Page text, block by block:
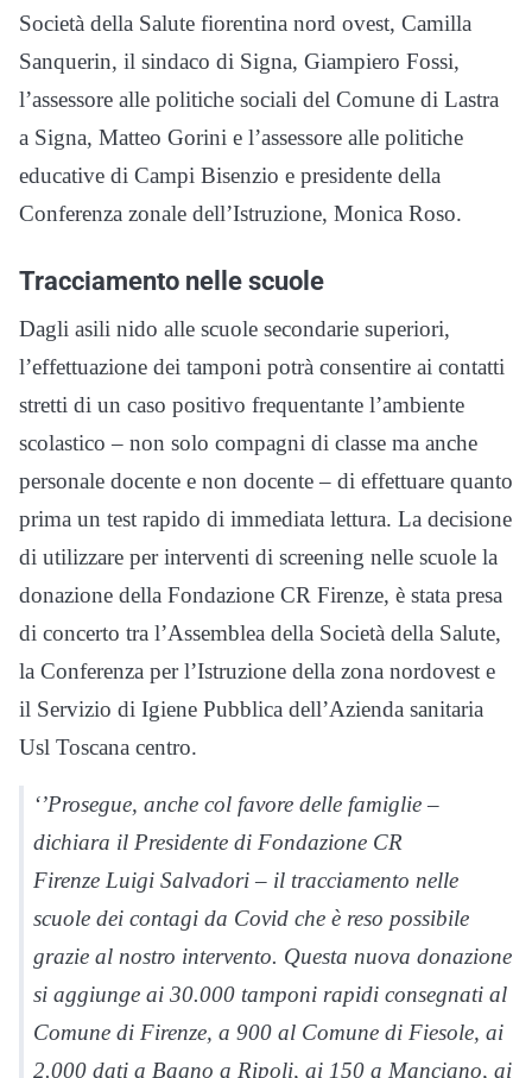
Società della Salute fiorentina nord ovest, Camilla
Sanquerin, il sindaco di Signa, Giampiero Fossi,
l’assessore alle politiche sociali del Comune di Lastra
a Signa, Matteo Gorini e l’assessore alle politiche
educative di Campi Bisenzio e presidente della
Conferenza zonale dell’Istruzione, Monica Roso.
Tracciamento nelle scuole
Dagli asili nido alle scuole secondarie superiori,
l’effettuazione dei tamponi potrà consentire ai contatti
stretti di un caso positivo frequentante l’ambiente
scolastico – non solo compagni di classe ma anche
personale docente e non docente – di effettuare quanto
prima un test rapido di immediata lettura. La decisione
di utilizzare per interventi di screening nelle scuole la
donazione della Fondazione CR Firenze, è stata presa
di concerto tra l’Assemblea della Società della Salute,
la Conferenza per l’Istruzione della zona nordovest e
il Servizio di Igiene Pubblica dell’Azienda sanitaria
Usl Toscana centro.
‘’Prosegue, anche col favore delle famiglie –
dichiara il Presidente di Fondazione CR
Firenze Luigi Salvadori – il tracciamento nelle
scuole dei contagi da Covid che è reso possibile
grazie al nostro intervento. Questa nuova donazione
si aggiunge ai 30.000 tamponi rapidi consegnati al
Comune di Firenze, a 900 al Comune di Fiesole, ai
2.000 dati a Bagno a Ripoli, ai 150 a Manciano, ai